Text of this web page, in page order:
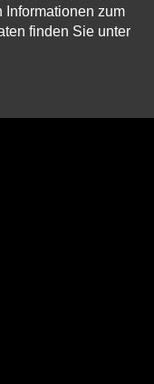
Informationen zum
finden Sie unter